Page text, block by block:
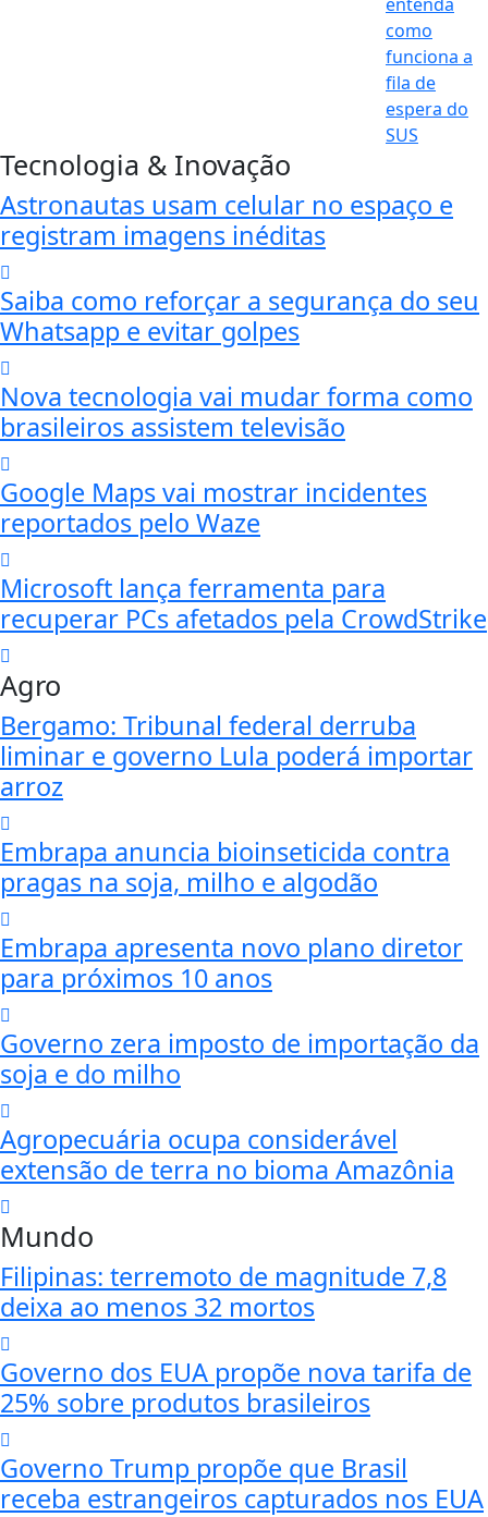
Tecnologia & Inovação
Astronautas usam celular no espaço e
registram imagens inéditas
Saiba como reforçar a segurança do seu
Whatsapp e evitar golpes
Nova tecnologia vai mudar forma como
brasileiros assistem televisão
Google Maps vai mostrar incidentes
reportados pelo Waze
Microsoft lança ferramenta para
recuperar PCs afetados pela CrowdStrike
Agro
Bergamo: Tribunal federal derruba
liminar e governo Lula poderá importar
arroz
Embrapa anuncia bioinseticida contra
pragas na soja, milho e algodão
Embrapa apresenta novo plano diretor
para próximos 10 anos
Governo zera imposto de importação da
soja e do milho
Agropecuária ocupa considerável
extensão de terra no bioma Amazônia
Mundo
Filipinas: terremoto de magnitude 7,8
deixa ao menos 32 mortos
Governo dos EUA propõe nova tarifa de
25% sobre produtos brasileiros
Governo Trump propõe que Brasil
receba estrangeiros capturados nos EUA